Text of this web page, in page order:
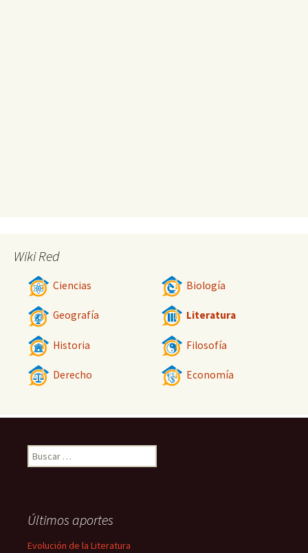
Wiki Red
Ciencias Biología
Geografía Literatura
Historia Filosofía
Derecho Economía
Buscar:
Últimos aportes
Evolución de la Literatura